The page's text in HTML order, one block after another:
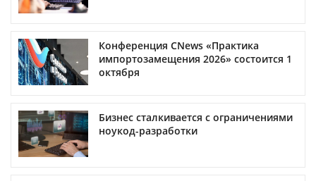
Конференция CNews «Практика
импортозамещения 2026» состоится 1
октября
Бизнес сталкивается с ограничениями
ноукод-разработки